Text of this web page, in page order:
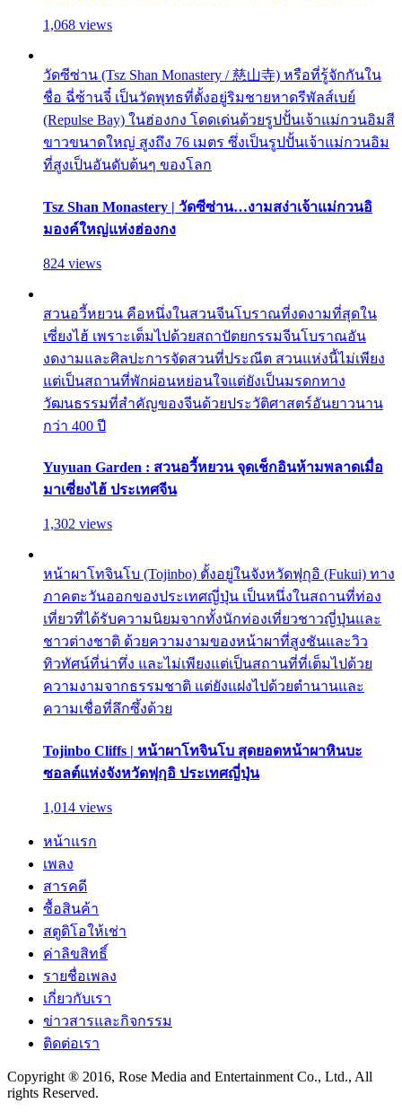
1,068 views
วัดซีซ่าน (Tsz Shan Monastery / 慈山寺) หรือที่รู้จักกันใน
ชื่อ ฉี่ซ้านจี๋ เป็นวัดพุทธที่ตั้งอยู่ริมชายหาดรีพัลส์เบย์
(Repulse Bay) ในฮ่องกง โดดเด่นด้วยรูปปั้นเจ้าแม่กวนอิมสี
ขาวขนาดใหญ่ สูงถึง 76 เมตร ซึ่งเป็นรูปปั้นเจ้าแม่กวนอิม
ที่สูงเป็นอันดับต้นๆ ของโลก
Tsz Shan Monastery | วัดซีซ่าน…งามสง่าเจ้าแม่กวนอิ
มองค์ใหญ่แห่งฮ่องกง
824 views
สวนอวี้หยวน คือหนึ่งในสวนจีนโบราณที่งดงามที่สุดใน
เซี่ยงไฮ้ เพราะเต็มไปด้วยสถาปัตยกรรมจีนโบราณอัน
งดงามและศิลปะการจัดสวนที่ประณีต สวนแห่งนี้ไม่เพียง
แต่เป็นสถานที่พักผ่อนหย่อนใจแต่ยังเป็นมรดกทาง
วัฒนธรรมที่สำคัญของจีนด้วยประวัติศาสตร์อันยาวนาน
กว่า 400 ปี
Yuyuan Garden : สวนอวี้หยวน จุดเช็กอินห้ามพลาดเมื่อ
มาเซี่ยงไฮ้ ประเทศจีน
1,302 views
หน้าผาโทจินโบ (Tojinbo) ตั้งอยู่ในจังหวัดฟุกุอิ (Fukui) ทาง
ภาคตะวันออกของประเทศญี่ปุ่น เป็นหนึ่งในสถานที่ท่อง
เที่ยวที่ได้รับความนิยมจากทั้งนักท่องเที่ยวชาวญี่ปุ่นและ
ชาวต่างชาติ ด้วยความงามของหน้าผาที่สูงชันและวิว
ทิวทัศน์ที่น่าทึ่ง และไม่เพียงแต่เป็นสถานที่ที่เต็มไปด้วย
ความงามจากธรรมชาติ แต่ยังแฝงไปด้วยตำนานและ
ความเชื่อที่ลึกซึ้งด้วย
Tojinbo Cliffs | หน้าผาโทจินโบ สุดยอดหน้าผาหินบะ
ซอลต์แห่งจังหวัดฟุกุอิ ประเทศญี่ปุ่น
1,014 views
หน้าแรก
เพลง
สารคดี
ซื้อสินค้า
สตูดิโอให้เช่า
ค่าลิขสิทธิ์
รายชื่อเพลง
เกี่ยวกับเรา
ข่าวสารและกิจกรรม
ติดต่อเรา
Copyright ® 2016, Rose Media and Entertainment Co., Ltd., All
rights Reserved.